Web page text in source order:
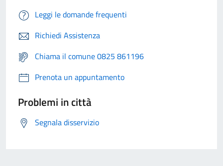
Leggi le domande frequenti
Richiedi Assistenza
Chiama il comune 0825 861196
Prenota un appuntamento
Problemi in città
Segnala disservizio